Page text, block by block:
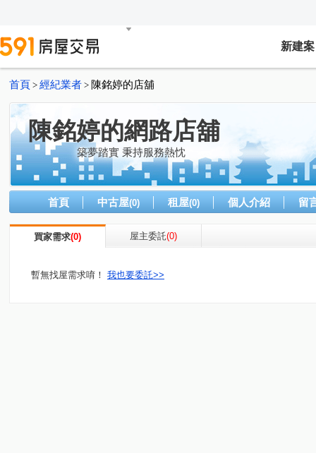
新建案
首頁 > 經紀業者 > 陳銘婷的店舖
陳銘婷的網路店舖
築夢踏實 秉持服務熱忱
首頁 中古屋(0) 租屋(0) 個人介紹 留
買家需求(0) 屋主委託(0)
暫無找屋需求唷！ 我也要委託>>